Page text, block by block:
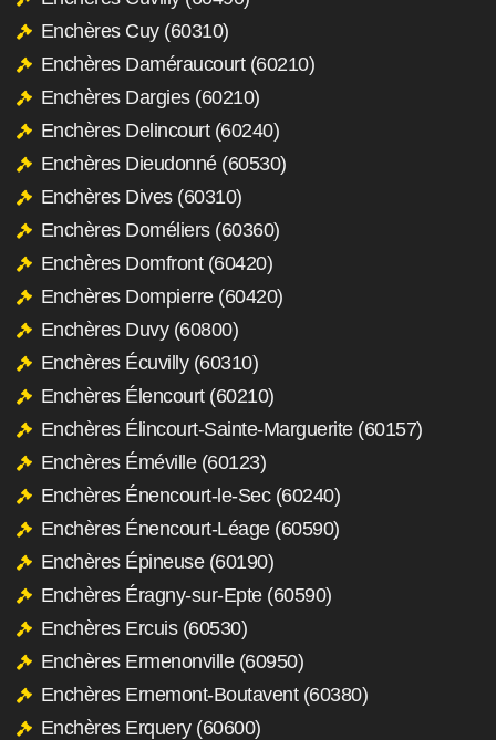
Enchères Cuy (60310)
Enchères Daméraucourt (60210)
Enchères Dargies (60210)
Enchères Delincourt (60240)
Enchères Dieudonné (60530)
Enchères Dives (60310)
Enchères Doméliers (60360)
Enchères Domfront (60420)
Enchères Dompierre (60420)
Enchères Duvy (60800)
Enchères Écuvilly (60310)
Enchères Élencourt (60210)
Enchères Élincourt-Sainte-Marguerite (60157)
Enchères Éméville (60123)
Enchères Énencourt-le-Sec (60240)
Enchères Énencourt-Léage (60590)
Enchères Épineuse (60190)
Enchères Éragny-sur-Epte (60590)
Enchères Ercuis (60530)
Enchères Ermenonville (60950)
Enchères Ernemont-Boutavent (60380)
Enchères Erquery (60600)